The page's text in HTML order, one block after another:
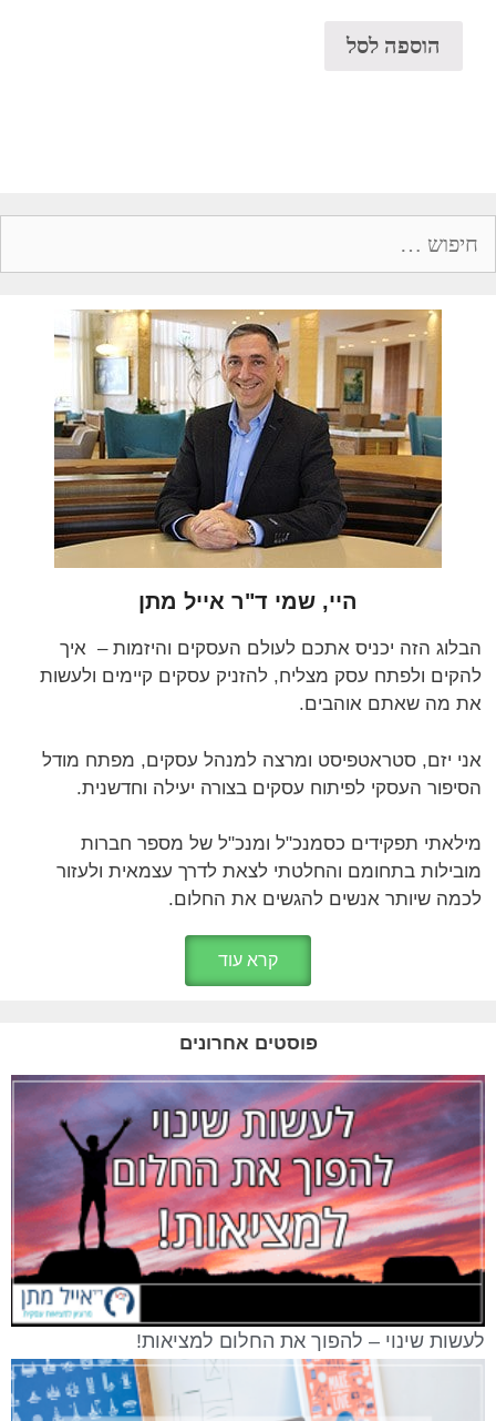
הוספה לסל
היי, שמי ד"ר אייל מתן
הבלוג הזה יכניס אתכם לעולם העסקים והיזמות – איך
להקים ולפתח עסק מצליח, להזניק עסקים קיימים ולעשות
את מה שאתם אוהבים.
אני יזם, סטראטפיסט ומרצה למנהל עסקים, מפתח מודל
הסיפור העסקי לפיתוח עסקים בצורה יעילה וחדשנית.
מילאתי תפקידים כסמנכ"ל ומנכ"ל של מספר חברות
מובילות בתחומם והחלטתי לצאת לדרך עצמאית ולעזור
לכמה שיותר אנשים להגשים את החלום.
קרא עוד
פוסטים אחרונים
לעשות שינוי – להפוך את החלום למציאות!